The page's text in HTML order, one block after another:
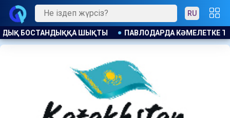
RU
ТОЛМАҒАНДАРҒА АЛКОГОЛЬ САТҚАНДАР